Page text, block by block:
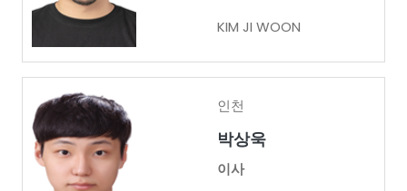
KIM JI WOON
인천
박상욱
이사